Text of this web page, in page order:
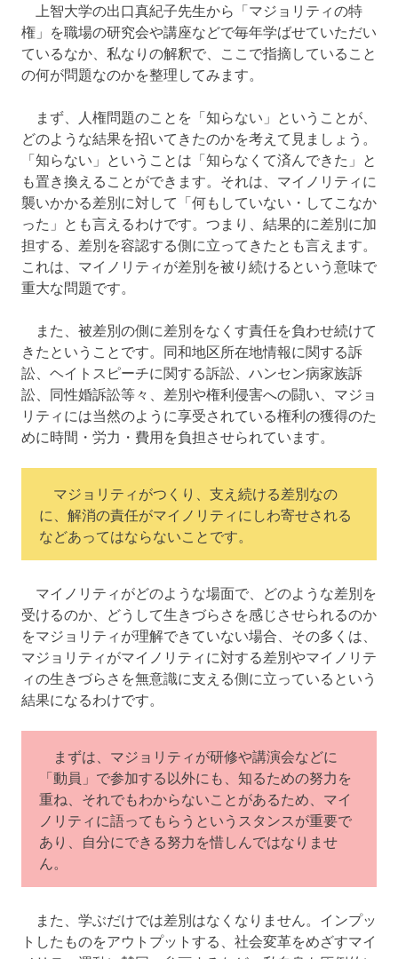
上智大学の出口真紀子先生から「マジョリティの特
権」を職場の研究会や講座などで毎年学ばせていただい
ているなか、私なりの解釈で、ここで指摘していること
の何が問題なのかを整理してみます。
まず、人権問題のことを「知らない」ということが、
どのような結果を招いてきたのかを考えて見ましょう。
「知らない」ということは「知らなくて済んできた」と
も置き換えることができます。それは、マイノリティに
襲いかかる差別に対して「何もしていない・してこなか
った」とも言えるわけです。つまり、結果的に差別に加
担する、差別を容認する側に立ってきたとも言えます。
これは、マイノリティが差別を被り続けるという意味で
重大な問題です。
また、被差別の側に差別をなくす責任を負わせ続けて
きたということです。同和地区所在地情報に関する訴
訟、ヘイトスピーチに関する訴訟、ハンセン病家族訴
訟、同性婚訴訟等々、差別や権利侵害への闘い、マジョ
リティには当然のように享受されている権利の獲得のた
めに時間・労力・費用を負担させられています。
マジョリティがつくり、支え続ける差別なの
に、解消の責任がマイノリティにしわ寄せされる
などあってはならないことです。
マイノリティがどのような場面で、どのような差別を
受けるのか、どうして生きづらさを感じさせられるのか
をマジョリティが理解できていない場合、その多くは、
マジョリティがマイノリティに対する差別やマイノリテ
ィの生きづらさを無意識に支える側に立っているという
結果になるわけです。
まずは、マジョリティが研修や講演会などに
「動員」で参加する以外にも、知るための努力を
重ね、それでもわからないことがあるため、マイ
ノリティに語ってもらうというスタンスが重要で
あり、自分にできる努力を惜しんではなりませ
ん。
また、学ぶだけでは差別はなくなりません。インプッ
トしたものをアウトプットする、社会変革をめざすマイ